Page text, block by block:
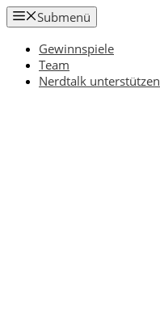
Zum
Inhalt
springen
Submenü
Gewinnspiele
Team
Nerdtalk unterstützen